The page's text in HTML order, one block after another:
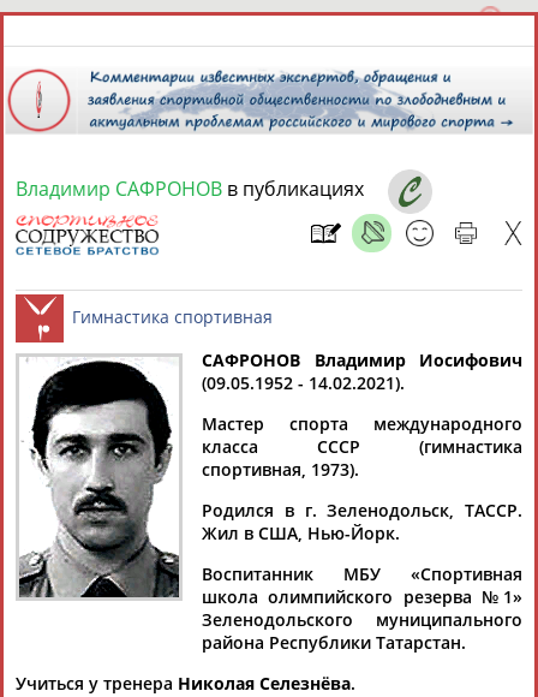
7 августа 2026 года,
СПОРТСМЕНЫ, ТРЕНЕРЫ И СПЕЦИАЛИСТЫ
Найдено: 13181персон Расширенный поиск
Аслаудин
АБАЕВ
Елена
АБАИМОВА
Мария
АБАКУМОВА
Юлия
АБАЛАКИНА
Тамилла
Рамазан
Ростом
Владимир САФРОНОВ в публикациях
Гимнастика спортивная
САФРОНОВ Владимир Иосифович
(09.05.1952 - 14.02.2021).
Мастер спорта международного
класса СССР (гимнастика
спортивная, 1973).
Родился в г. Зеленодольск, ТАССР.
Жил в США, Нью-Йорк.
Воспитанник МБУ «Спортивная
школа олимпийского резерва №1»
Зеленодольского муниципального
района Республики Татарстан.
Учиться у тренера Николая Селезнёва.